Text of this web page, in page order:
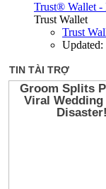
Trust® Wallet -
Trust Wallet
Trust
Updated: